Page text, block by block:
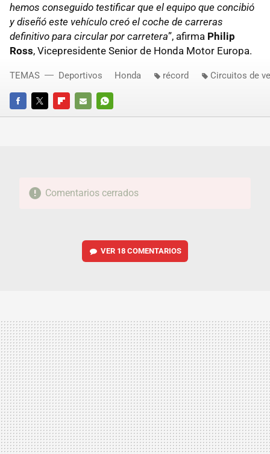
hemos conseguido testificar que el equipo que concibió
y diseñó este vehículo creó el coche de carreras
definitivo para circular por carretera”, afirma Philip
Ross, Vicepresidente Senior de Honda Motor Europa.
FACEBOOKTWITTERFLIPBOARD
E-
WHATSAPP
TEMAS Deportivos Honda récord Circuitos de
Comentarios cerrados
VER 18 COMENTARIOS